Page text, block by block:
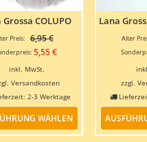
Grossa COLUPO
Preis: 6,95€Ursprünglicher
Preis
5,55€Aktueller
inkl. MwSt.
Versandkosten
2-3 Werktage
WÄHLEN
Dieses
Produkt
weist
Lana
Alter
zzgl.